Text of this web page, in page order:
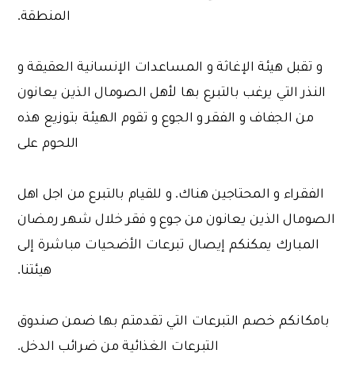
المنطقة.
و تقبل هيئة الإغاثة و المساعدات الإنسانية العقيقة و
النذر التي يرغب بالتبرع بها لأهل الصومال الذين يعانون
من الجفاف و الفقر و الجوع و تقوم الهيئة بتوزيع هذه
اللحوم على
الفقراء و المحتاجين هناك. و للقيام بالتبرع من اجل اهل
الصومال الذين يعانون من جوع و فقر خلال شهر رمضان
المبارك يمكنكم إيصال تبرعات الأضحيات مباشرة إلى
هيئتنا.
بامكانكم خصم التبرعات التي تقدمتم بها ضمن صندوق
التبرعات الغذائية من ضرائب الدخل.